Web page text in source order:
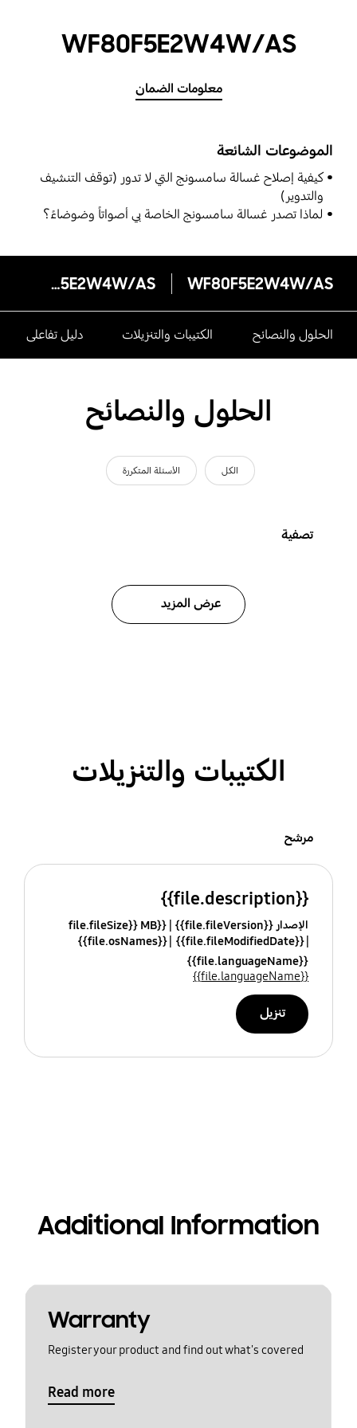
WF80F5E2W4W/AS
معلومات الضمان
الموضوعات الشائعة
كيفية إصلاح غسالة سامسونج التي لا تدور (توقف التنشيف
والتدوير)
لماذا تصدر غسالة سامسونج الخاصة بي أصواتاً وضوضاءً؟
WF80F5E2W4W/AS
WF80F5E2W4W/AS
الحلول والنصائح الكتيبات والتنزيلات دليل تفاعلى
الحلول والنصائح
الكل الأسئلة المتكررة
تصفية
عرض المزيد
الكتيبات والتنزيلات
مرشح
{{file.description}}
الإصدار {{file.fileVersion}}
{{file.fileSize}} MB
{{file.fileModifiedDate}}
{{file.osNames}}
{{file.languageName}}
{{file.languageName}}
تنزيل
Additional Information
Warranty
Register your product and find out what's covered
Read more